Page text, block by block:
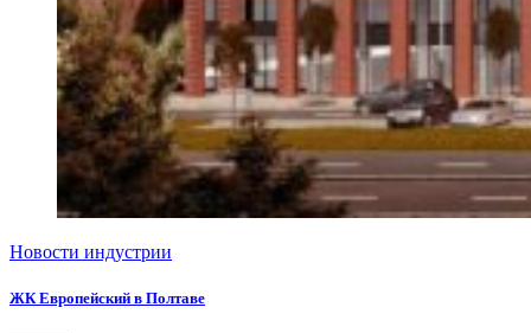
Новости индустрии
ЖК Европейский в Полтаве